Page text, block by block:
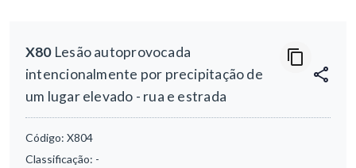
X80Lesão autoprovocada
intencionalmente por precipitação de
um lugar elevado - rua e estrada
Código: X804
Classificação: -